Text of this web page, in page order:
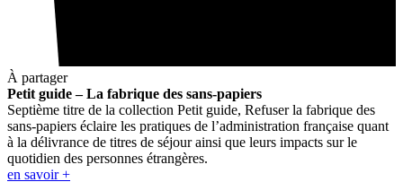
À partager
Petit guide – La fabrique des sans-papiers
Septième titre de la collection Petit guide, Refuser la fabrique des
sans-papiers éclaire les pratiques de l’administration française quant
à la délivrance de titres de séjour ainsi que leurs impacts sur le
quotidien des personnes étrangères.
en savoir +